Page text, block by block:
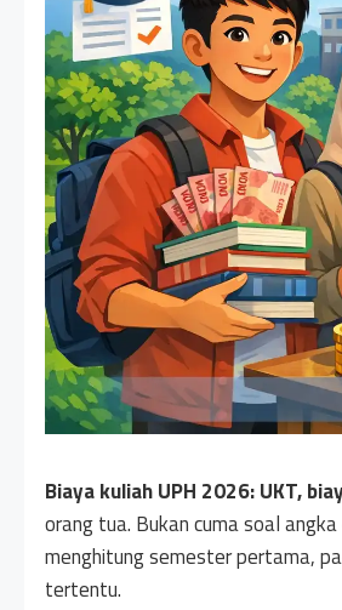
Biaya kuliah UPH 2026: UKT,
orang tua. Bukan cuma soal
menghitung semester pertama,
tertentu.